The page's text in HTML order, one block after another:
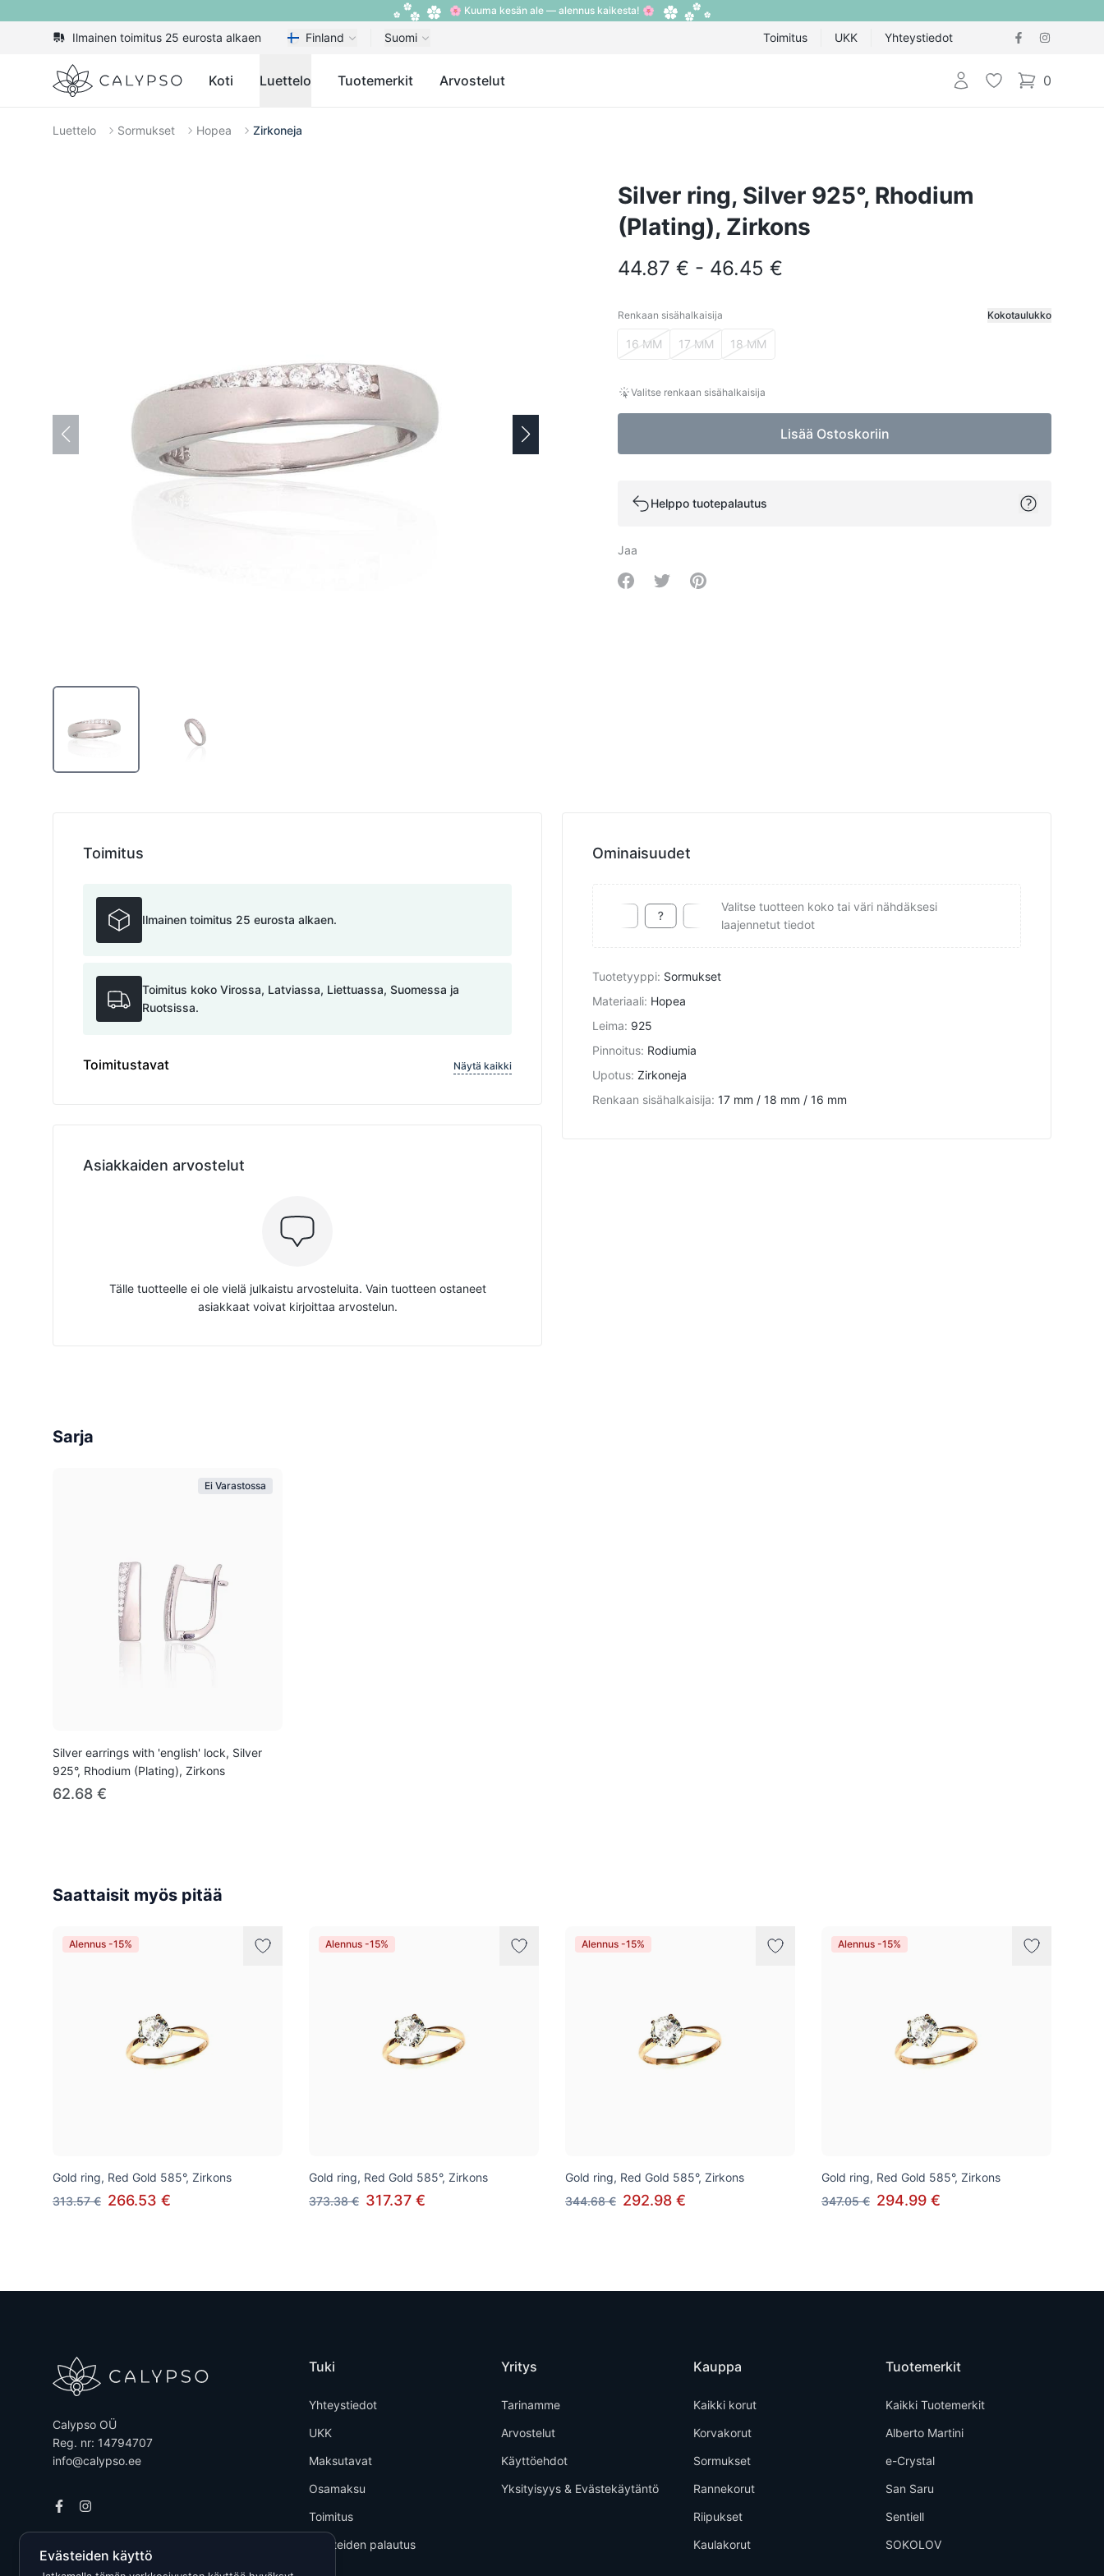
🌸 Kuuma kesän ale — alennus kaikesta! 🌸
Ilmainen toimitus 25 eurosta alkaen Finland Suomi Toimitus UKK Yhteystiedot
Calypso Koti Luettelo Tuotemerkit Arvostelut Kirjaudu sisään
Toivelista 0
items in cart,
Luettelo Sormukset Hopea Zirkoneja
Silver ring, Silver 925°, Rhodium
(Plating), Zirkons
44.87 € - 46.45 €
Renkaan sisähalkaisija Kokotaulukko
Renkaan sisähalkaisija
16 MM 17 MM 18 MM
Valitse renkaan sisähalkaisija
Lisää Ostoskoriin
Helppo tuotepalautus
Jaa
Share on Facebook
Share on Twitter
Share on Pinterest
Ominaisuudet
Valitse tuotteen koko tai väri nähdäksesi
laajennetut tiedot
Tuotetyyppi: Sormukset
Materiaali: Hopea
Leima: 925
Pinnoitus: Rodiumia
Upotus: Zirkoneja
Renkaan sisähalkaisija: 17 mm / 18 mm / 16 mm
Toimitus
Ilmainen toimitus 25 eurosta alkaen.
Toimitus koko Virossa, Latviassa, Liettuassa, Suomessa ja
Ruotsissa.
Toimitustavat Näytä kaikki
Asiakkaiden arvostelut
Tälle tuotteelle ei ole vielä julkaistu arvosteluita. Vain tuotteen ostaneet
asiakkaat voivat kirjoittaa arvostelun.
Sarja
Ei Varastossa
Silver earrings with 'english' lock, Silver
925°, Rhodium (Plating), Zirkons
62.68 €
Saattaisit myös pitää
Alennus -15%
Gold ring, Red Gold 585°, Zirkons
313.57 € 266.53 €
Alennus -15%
Gold ring, Red Gold 585°, Zirkons
373.38 € 317.37 €
Alennus -15%
Gold ring, Red Gold 585°, Zirkons
344.68 € 292.98 €
Alennus -15%
Gold ring, Red Gold 585°, Zirkons
347.05 € 294.99 €
Calypso OÜ
Reg. nr: 14794707
info@calypso.ee
Tuki
Yhteystiedot
UKK
Maksutavat
Osamaksu
Toimitus
Tuotteiden palautus
Yritys
Tarinamme
Arvostelut
Käyttöehdot
Yksityisyys & Evästekäytäntö
Kauppa
Kaikki korut
Korvakorut
Sormukset
Rannekorut
Riipukset
Kaulakorut
Tuotemerkit
Kaikki Tuotemerkit
Alberto Martini
e-Crystal
San Saru
Sentiell
SOKOLOV
Evästeiden käyttö